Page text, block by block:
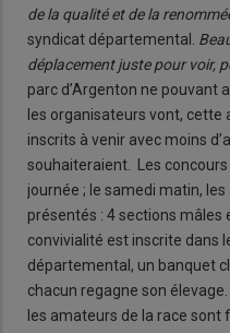
de la qualité et de la
syndicat départemental.
déplacement juste pour voir,
parc d’Argenton ne pouvant
les organisateurs vont, cette
inscrits à venir avec moins
souhaiteraient. Les
journée ; le samedi matin,
présentés : 4 sections mâles
convivialité est inscrite dans
départemental, un banquet
chacun regagne son
les amateurs de la race